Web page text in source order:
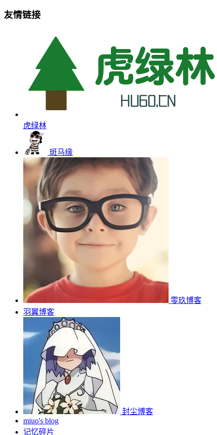
友情链接
虎绿林
斑马缘
零玖博客
羽翼博客
封尘博客
miuo's blog
记忆碎片